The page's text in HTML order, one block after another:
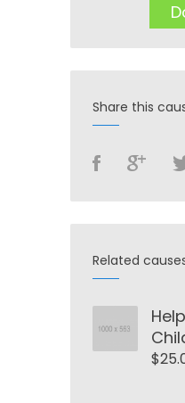
Share this
Related